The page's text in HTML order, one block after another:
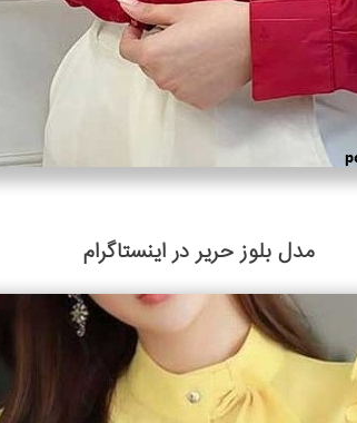
مدل بلوز حریر در اینستاگرام